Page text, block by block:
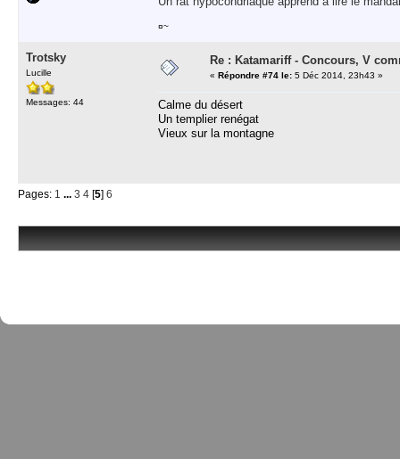
¤~
Trotsky
Lucille
Messages: 44
Re : Katamariff - Concours, V
« Répondre #74 le: 5 Déc 2014, 23h43 »
Calme du désert
Un templier renégat
Vieux sur la montagne
Pages: 1 ... 3 4 [5] 6